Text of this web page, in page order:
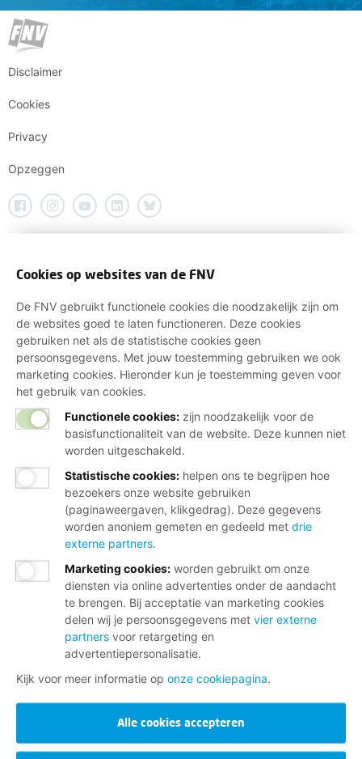
Disclaimer
Cookies
Privacy
Opzeggen
Cookies op websites van de FNV
De FNV gebruikt functionele cookies die noodzakelijk zijn om
de websites goed te laten functioneren. Deze cookies
gebruiken net als de statistische cookies geen
persoonsgegevens. Met jouw toestemming gebruiken we ook
marketing cookies. Hieronder kun je toestemming geven voor
het gebruik van cookies.
Functionele cookies: zijn noodzakelijk voor de
basisfunctionaliteit van de website. Deze kunnen niet
worden uitgeschakeld.
Statistische cookies: helpen ons te begrijpen hoe
bezoekers onze website gebruiken
(paginaweergaven, klikgedrag). Deze gegevens
worden anoniem gemeten en gedeeld met drie
externe partners.
Marketing cookies: worden gebruikt om onze
diensten via online advertenties onder de aandacht
te brengen. Bij acceptatie van marketing cookies
delen wij je persoonsgegevens met vier externe
partners voor retargeting en
advertentiepersonalisatie.
Kijk voor meer informatie op onze cookiepagina.
Alle cookies accepteren